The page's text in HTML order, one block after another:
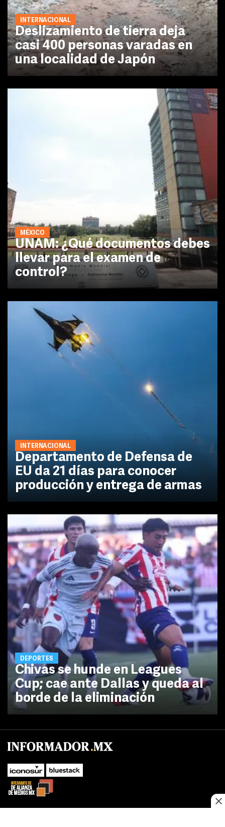
INTERNACIONAL
Deslizamiento de tierra deja
casi 400 personas varadas en
una localidad de Japón
MÉXICO
UNAM: ¿Qué documentos debes
llevar para el examen de
control?
INTERNACIONAL
Departamento de Defensa de
EU da 21 días para conocer
producción y entrega de armas
DEPORTES
Chivas se hunde en Leagues
Cup; cae ante Dallas y queda al
borde de la eliminación